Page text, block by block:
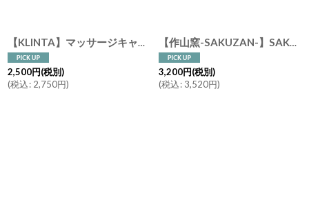
【KLINTA】マッサージキャンドル 90ml スウェーデン製 アロマキャンドル 香り ギフト メッセージ リリー ピーチ ハニーデューメロン エルダーフラワー レモン フィグ グレープ
2,500円(税別)
(税込: 2,750円)
【作山窯-SAKUZAN-】SAKUZAN DAYS Sara ストライプ カップ&ソーサー Stripe Cup&Saucer /リム皿/コーヒーカップ/サラ/カフェ/磁器/日本製/陶器
3,200円(税別)
(税込: 3,520円)